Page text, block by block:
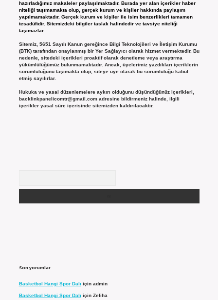
hazırladığımız makaleler paylaşılmaktadır. Burada yer alan içerikler haber
niteliği taşımamakta olup, gerçek kurum ve kişiler hakkında paylaşım
yapılmamaktadır. Gerçek kurum ve kişiler ile isim benzerlikleri tamamen
tesadüfidir. Sitemizdeki bilgiler taslak halindedir ve tavsiye niteliği
taşımazlar.
Sitemiz, 5651 Sayılı Kanun gereğince Bilgi Teknolojileri ve İletişim Kurumu
(BTK) tarafından onaylanmış bir Yer Sağlayıcı olarak hizmet vermektedir. Bu
nedenle, sitedeki içerikleri proaktif olarak denetleme veya araştırma
yükümlülüğümüz bulunmamaktadır. Ancak, üyelerimiz yazdıkları içeriklerin
sorumluluğunu taşımakta olup, siteye üye olarak bu sorumluluğu kabul
etmiş sayılırlar.
Hukuka ve yasal düzenlemelere aykırı olduğunu düşündüğünüz içerikleri,
backlinkpanelicomtr@gmail.comadresine bildirmeniz halinde, ilgili
içerikler yasal süre içerisinde sitemizden kaldırılacaktır.
Son yorumlar
Basketbol Hangi Spor Dalı için admin
Basketbol Hangi Spor Dalı için Zeliha